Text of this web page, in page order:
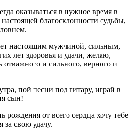
оказываться в нужное время в
благосклонности судьбы,
настоящим мужчиной, сильным,
лет здоровья и удачи, желаю,
отважного и сильного, верного и
пой песни под гитару, играй в
сын!
рождения от всего сердца хочу тебе
за свою удачу.